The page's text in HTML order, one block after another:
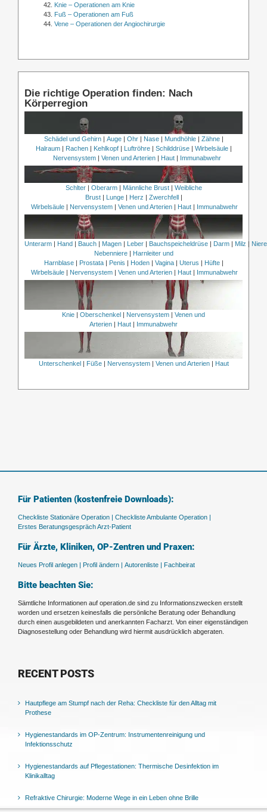
Knie – Operationen am Knie
Fuß – Operationen am Fuß
Vene – Operationen der Angiochirurgie
Die richtige Operation finden: Nach
Körperregion
Schädel und Gehirn| Auge| Ohr| Nase| Mundhöhle| Zähne|
Halraum| Rachen| Kehlkopf| Luftröhre| Schilddrüse| Wirbelsäule|
Nervensystem | Venen und Arterien | Haut | Immunabwehr
Schlter| Oberarm| Männliche Brust| Weibliche
Brust| Lunge| Herz | Zwerchfell|
Wirbelsäule | Nervensystem | Venen und Arterien | Haut | Immunabwehr
Unterarm| Hand| Bauch| Magen| Leber| Bauchspeicheldrüse| Darm| Milz |
Nebenniere| Harnleiter und
Harnblase| Prostata| Penis | Hoden| Vagina| Uterus | Hüfte|
Wirbelsäule | Nervensystem | Venen und Arterien | Haut | Immunabwehr
Knie Oberschenkel Nervensystem
Venen und
Arterien
Haut Immunabwehr
Unterschenkel Füße| Nervensystem| Venen und Arterien| Haut
Für Patienten (kostenfreie Downloads):
Checkliste Stationäre Operation | Checkliste Ambulante Operation |
Erstes Beratungsgespräch Arzt-Patient
Für Ärzte, Kliniken, OP-Zentren und Praxen:
Neues Profil anlegen | Profil ändern | Autorenliste | Fachbeirat
Bitte beachten Sie:
Sämtliche Informationen auf operation.de sind zu Informationszwecken erstellt
worden und ersetzen keinesfalls die persönliche Beratung oder Behandlung
durch einen ausgebildeten und anerkannten Facharzt. Von einer eigenständigen
Diagnosestellung oder Behandlung wird hiermit ausdrücklich abgeraten.
RECENT POSTS
Hautpflege am Stumpf nach der Reha: Checkliste für den Alltag mit
Prothese
Hygienestandards im OP-Zentrum: Instrumentenreinigung und
Infektionsschutz
Hygienestandards auf Pflegestationen: Thermische Desinfektion im
Klinikalltag
Refraktive Chirurgie: Moderne Wege in ein Leben ohne Brille